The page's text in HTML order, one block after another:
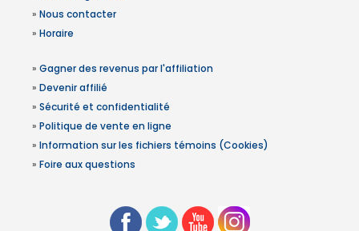
» Nous contacter
» Horaire
» Gagner des revenus par l'affiliation
» Devenir affilié
» Sécurité et confidentialité
» Politique de vente en ligne
» Information sur les fichiers témoins (Cookies)
» Foire aux questions